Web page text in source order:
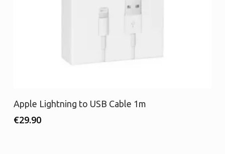
Προσθήκη στο καλάθι
Apple Lightning to USB Cable 1m
€29.90